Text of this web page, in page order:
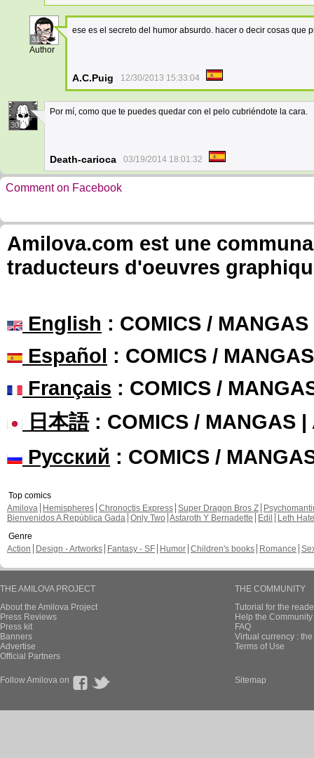
31
Author
ese es el secreto del humor absurdo. hacer o decir cosas
A.C.Puig 12/30/2013 15:33:04
30
Por mí, como que te puedes quedar con el pelo cubriéndote la cara.
Death-carioca 03/19/2014 18:01:32
Comment on Facebook
Amilova.com est une
traducteurs d'oeuvres
English : COMICS /
Español : COMICS /
Français : COMICS /
日本語: COMICS / MANGAS |
Русский : COMICS /
Top comics
Amilova
Hemispheres Chronoctis Express Super Dragon Bros Z
Bienvenidos A República Gada Only Two Astaroth Y Bernadette Edil
Leth Hate
Genre
Action
Design - Artworks Fantasy - SF Humor Children's books Romance
THE AMILOVA PROJECT
About the Amilova Project
Press Reviews
Press kit
Banners
Advertise
Official Partners
THE COMMUNITY
Tutorial for the
Help the
FAQ
Virtual currency :
Terms of Use
Follow Amilova on Sitemap